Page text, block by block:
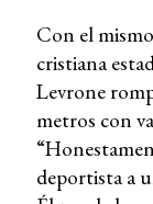
Con el
cristiana
Levrone
metros con
deportista a